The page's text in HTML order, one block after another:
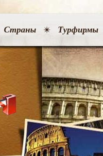
Страны Турфирмы